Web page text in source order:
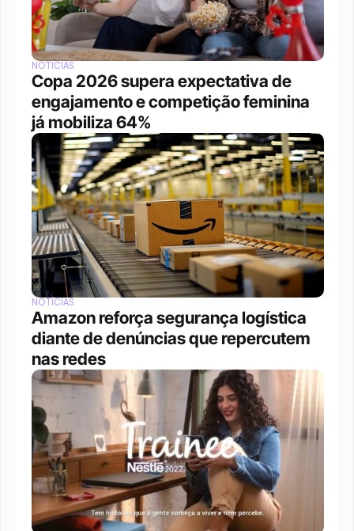
NOTÍCIAS
Copa 2026 supera expectativa de
engajamento e competição feminina
já mobiliza 64%
NOTÍCIAS
Amazon reforça segurança logística
diante de denúncias que repercutem
nas redes